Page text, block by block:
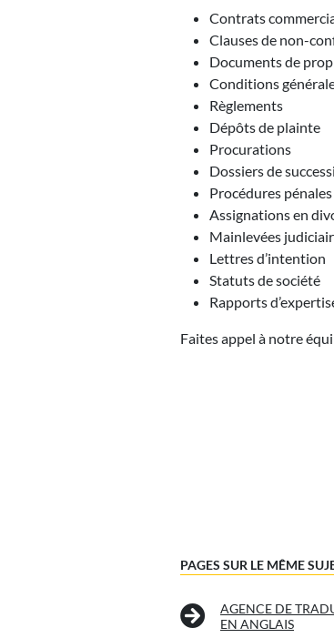
Contrats
Clauses de non-
Documents de
Conditions
Règlements
Dépôts de plainte
Procurations
Dossiers de
Procédures pénales
Assignations en
Mainlevées
Lettres d’intention
Statuts de société
Rapports
Faites appel à notre
PAGES SUR LE MÊME
AGENCE DE
EN ANGLAIS